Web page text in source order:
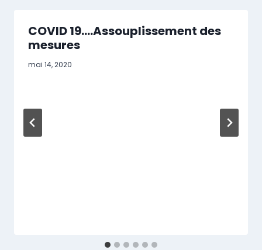
COVID 19….Assouplissement des
mesures
mai 14, 2020